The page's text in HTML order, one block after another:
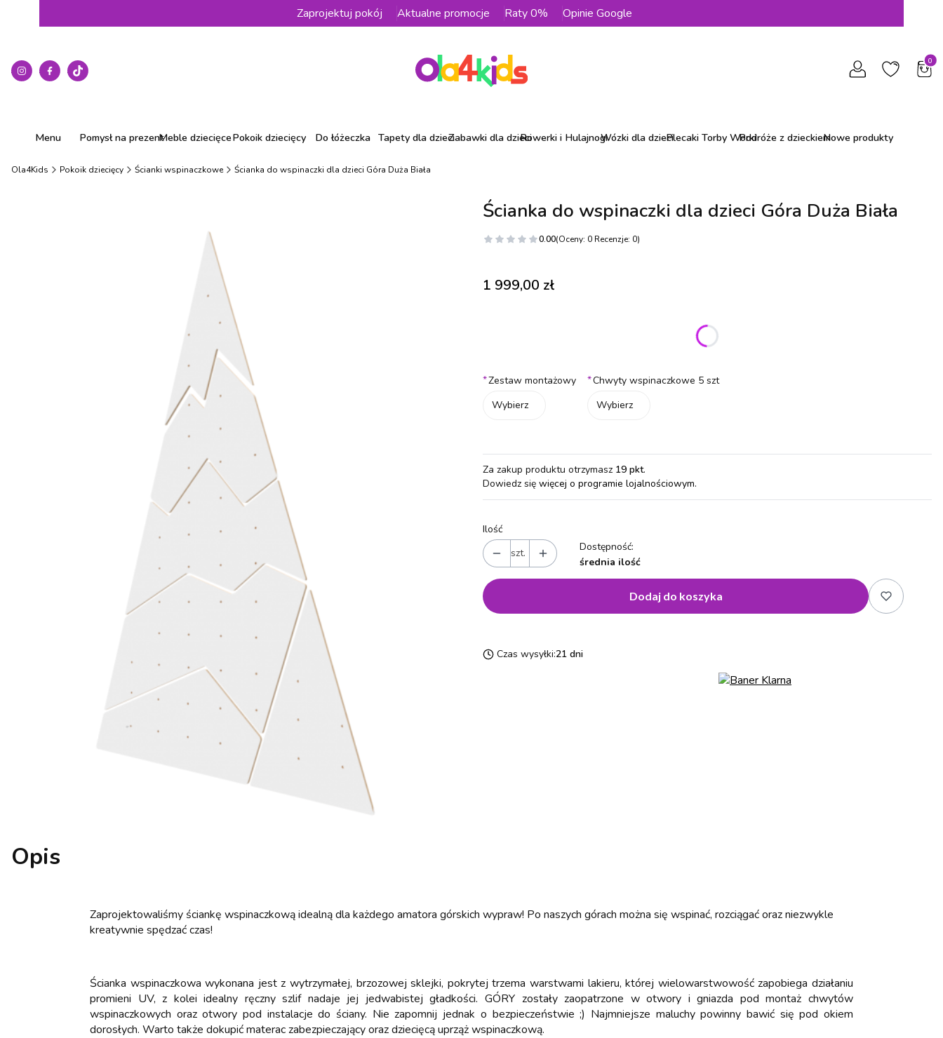
Zaprojektuj pokój Aktualne promocje Raty 0% Opinie Google
Menu Pomysł na prezentMeble dziecięcePokoik dziecięcy Do łóżeczka Tapety dla dzieciZabawki dla dzieciRowerki i HulajnogiWózki dla dzieciPlecaki Torby WorkiPodróże z dzieckiemNowe produkty
Ola4Kids Pokoik dziecięcy Ścianki wspinaczkowe Ścianka do wspinaczki dla dzieci Góra Duża Biała
Ścianka do wspinaczki dla dzieci Góra Duża Biała
0.00(Oceny: 0 Recenzje: 0)
Cena
1 999,00 zł
*Zestaw montażowy
Wybierz
*Chwyty wspinaczkowe 5 szt
Wybierz
Za zakup produktu otrzymasz 19 pkt.
Dowiedz się więcej o programie lojalnościowym.
Ilość
szt.
Dostępność:
średnia ilość
Dodaj do koszyka
Czas wysyłki:21 dni
Opis
Zaprojektowaliśmy ściankę wspinaczkową idealną dla każdego amatora górskich wypraw! Po naszych górach można się wspinać, rozciągać oraz niezwykle
kreatywnie spędzać czas!
Ścianka wspinaczkowa wykonana jest z wytrzymałej, brzozowej sklejki, pokrytej trzema warstwami lakieru, której wielowarstwowość zapobiega działaniu
promieni UV, z kolei idealny ręczny szlif nadaje jej jedwabistej gładkości. GÓRY zostały zaopatrzone w otwory i gniazda pod montaż chwytów
wspinaczkowych oraz otwory pod instalacje do ściany. Nie zapomnij jednak o bezpieczeństwie ;) Najmniejsze maluchy powinny bawić się pod okiem
dorosłych. Warto także dokupić materac zabezpieczający oraz dziecięcą uprząż wspinaczkową.